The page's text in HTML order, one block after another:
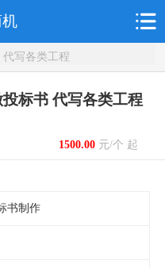
写各类工程
标书 代写各类工程
1500.00元/个 起
书制作